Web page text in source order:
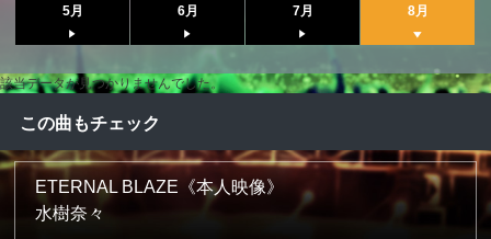
5月 6月 7月 8月
該当データが見つかりませんでした。
この曲もチェック
ETERNAL BLAZE《本人映像》
水樹奈々